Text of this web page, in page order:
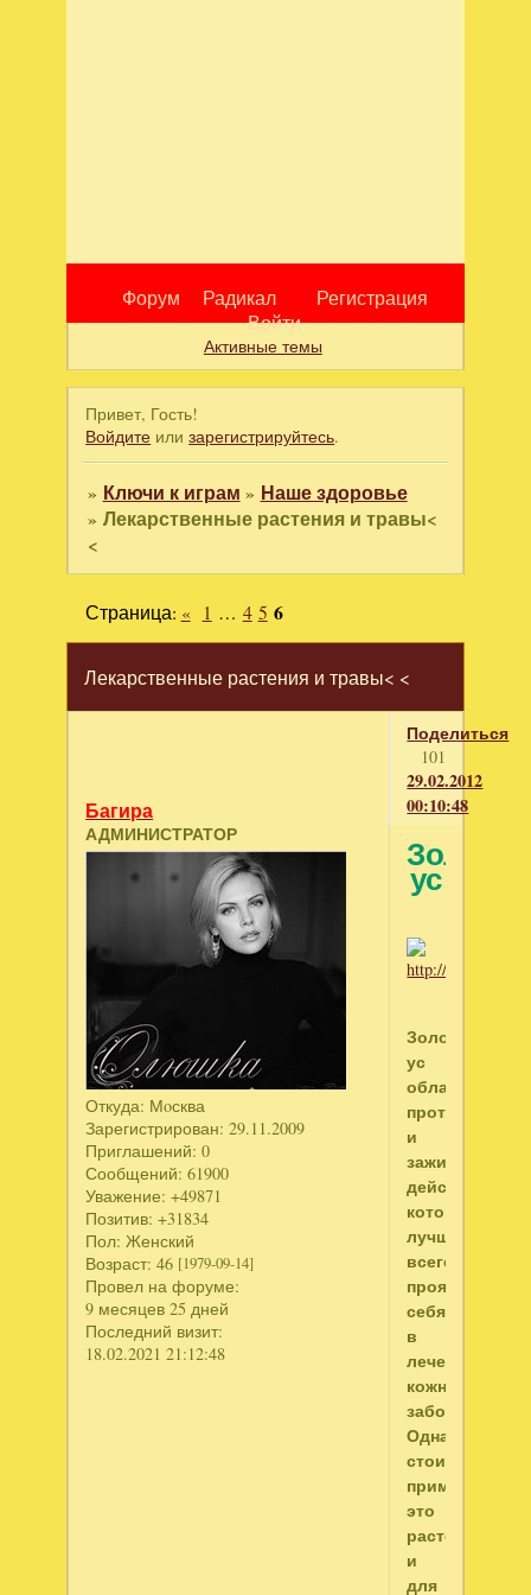
Форум Радикал
Регистрация
Войти
Активные темы
Привет, Гость!
Войдите илизарегистрируйтесь.
» Ключи к играм » Наше здоровье
» Лекарственные растения и травы<
<
Лекарственные растения и травы< <
Страница: « 1 … 4 5 6
Поделиться
101
29.02.2012
00:10:48
Багира
АДМИНИСТРАТОР
Откуда: Мoсква
Зарегистрирован: 29.11.2009
Приглашений: 0
Сообщений: 61900
Уважение: +49871
Позитив: +31834
Пол: Женский
Возраст: 46 [1979-09-14]
Провел на форуме:
9 месяцев 25 дней
Последний визит:
18.02.2021 21:12:48
ус
Золотой
ус
обладает
и
заживляющим
действием,
которое
лучше
всего
проявляет
себя
в
лечении
кожных
заболеваний.
Однако
стоит
применять
это
растение
и
для